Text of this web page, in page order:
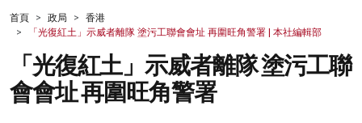
財經
生活
健康
商業
首頁 政局
香港
「光復紅土」示威者離隊 塗污工聯會會址 再圍旺角警署 | 本社編輯部
「光復紅土」示威者離隊 塗污工聯
會會址 再圍旺角警署